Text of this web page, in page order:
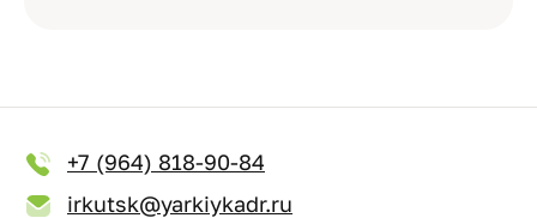
+7 (964) 818-90-84
irkutsk@yarkiykadr.ru